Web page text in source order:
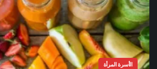
الأسرة المرأة